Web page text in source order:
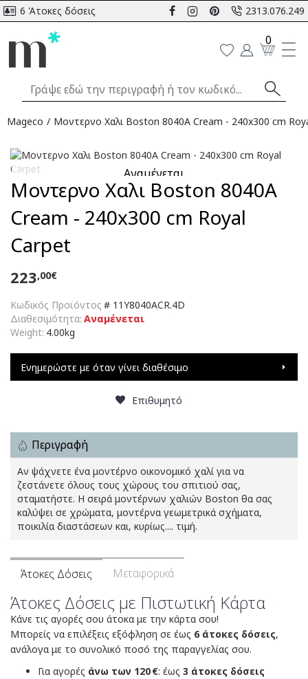
6 Άτοκες δόσεις 2313.076.249
0
Mageco Μοντερνο Χαλι Boston 8040A Cream - 240x300 cm
Αναμένεται
Μοντερνο Χαλι Boston 8040A
Cream - 240x300 cm Royal
Carpet
Κωδικός Προϊόντος # 11Y8040ACR.4D
Διαθεσιμότητα: Αναμένεται
Weight: 4.00kg
223,00€
Ενημερώστε με όταν γίνει διαθέσιμο
Επιθυμητό
Περιγραφή
Αν ψάχνετε ένα μοντέρνο οικονομικό χαλί για να
ζεστάνετε όλους τους χώρους του σπιτιού σας,
σταματήστε. Η σειρά μοντέρνων χαλιών Boston θα σας
καλύψει σε χρώματα, μοντέρνα γεωμετρικά σχήματα,
ποικιλία διαστάσεων και, κυρίως.... τιμή.
Άτοκες Δόσεις Μεταφορικά
Άτοκες Δόσεις με Πιστωτική Κάρτα
Κάνε τις αγορές σου άτοκα με την κάρτα σου!
Μπορείς να επιλέξεις εξόφληση σε έως 6 άτοκες δόσεις,
ανάλογα με το συνολικό ποσό της παραγγελίας σου.
Για αγορές άνω των 120 €: έως 3 άτοκες δόσεις